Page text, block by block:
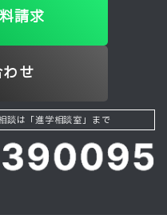
請求
せ
談は「進学相談室」まで